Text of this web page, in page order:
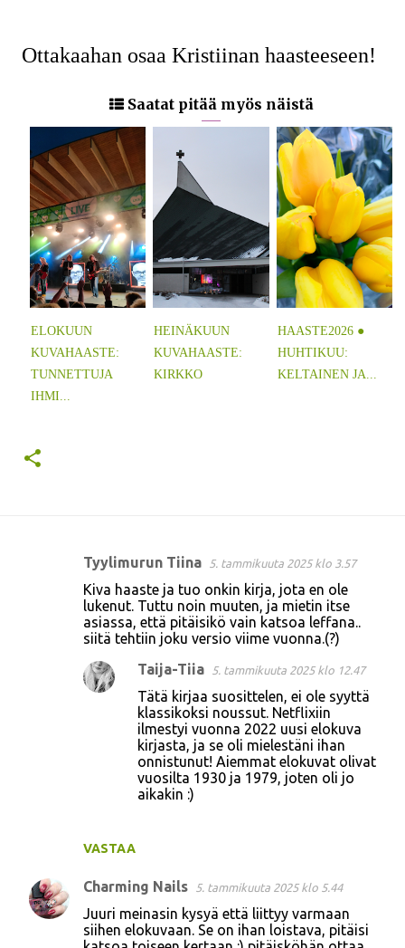
Ottakaahan osaa Kristiinan haasteeseen!
Saatat pitää myös näistä
ELOKUUN
KUVAHAASTE:
TUNNETTUJA
IHMI...
HEINÄKUUN
KUVAHAASTE:
KIRKKO
HAASTE2026 ●
HUHTIKUU:
KELTAINEN JA...
Tyylimurun Tiina 5. tammikuuta 2025 klo 3.57
Kiva haaste ja tuo onkin kirja, jota en ole
lukenut. Tuttu noin muuten, ja mietin itse
asiassa, että pitäisikö vain katsoa leffana..
siitä tehtiin joku versio viime vuonna.(?)
VASTAA
Taija-Tiia 5. tammikuuta 2025 klo 12.47
Tätä kirjaa suosittelen, ei ole syyttä
klassikoksi noussut. Netflixiin
ilmestyi vuonna 2022 uusi elokuva
kirjasta, ja se oli mielestäni ihan
onnistunut! Aiemmat elokuvat olivat
vuosilta 1930 ja 1979, joten oli jo
aikakin :)
Charming Nails 5. tammikuuta 2025 klo 5.44
Juuri meinasin kysyä että liittyy varmaan
siihen elokuvaan. Se on ihan loistava, pitäisi